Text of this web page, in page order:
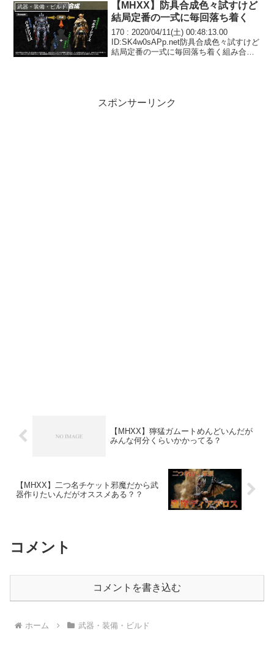
を感じる746...
武器・装備・ビルド
【MHXX】防具合成色々試すけど
結局定番の一式に毎回落ち着く
170 : 2020/04/11(土) 00:48:13.00
ID:SK4w0sAPp.net防具合成色々試すけど
結局定番の一式に毎回落ち着く組み合わ
スポンサーリンク
【MHXX】獰猛ガムートめんどいんだが
みんな何分くらいかかってる？
【MHXX】二つ名チケット邪魔だから武
器作りたいんだがオススメある？？
コメント
コメントを書き込む
ホーム 武器・装備・ビルド